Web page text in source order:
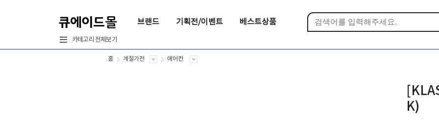
브랜드 기획전/이벤트 베스트상품
카테고리 전체보기
홈 계절가전 에어컨
K)